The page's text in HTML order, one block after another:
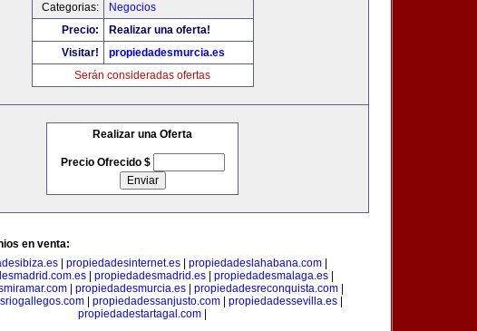
Categorias:
Negocios
Precio:
Realizar una oferta!
Visitar!
propiedadesmurcia.es
Serán consideradas ofertas
Realizar una Oferta
Precio Ofrecido $
en venta:
propiedadesinternet.es propiedadeslahabana.com
propiedadesmadrid.es propiedadesmalaga.es
propiedadesmurcia.es propiedadesreconquista.com
| propiedadessanjusto.com| propiedadessevilla.es|
propiedadestartagal.com